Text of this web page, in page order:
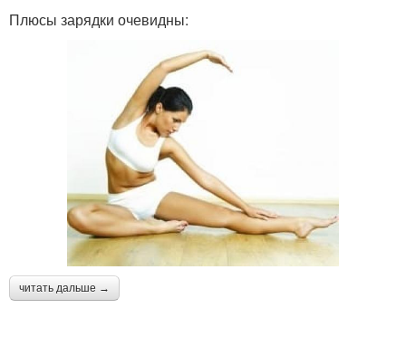
Плюсы зарядки очевидны:
читать дальше →